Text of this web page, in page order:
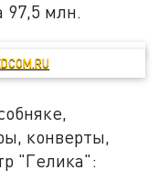
97,5 млн.
конверты,
"Гелика":